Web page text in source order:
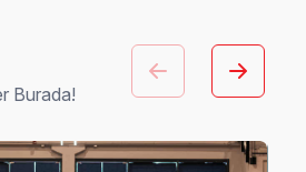
Burada!